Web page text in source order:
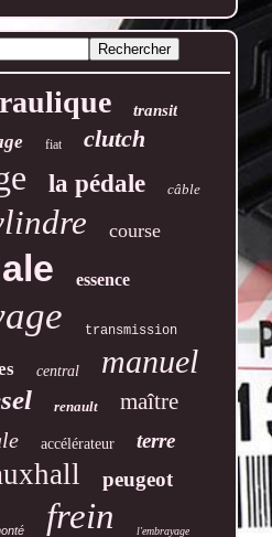
transit
fiat clutch
la pédale câble
course
essence
transmission
central manuel
renault maître
accélérateur terre
peugeot
frein l'embrayage